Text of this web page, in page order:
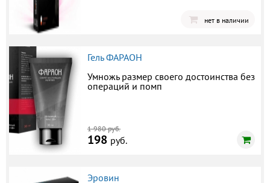
нет в наличии
Гель ФАРАОН
Умножь размер своего достоинства без
операций и помп
1 980 руб.
198 руб.
Эровин